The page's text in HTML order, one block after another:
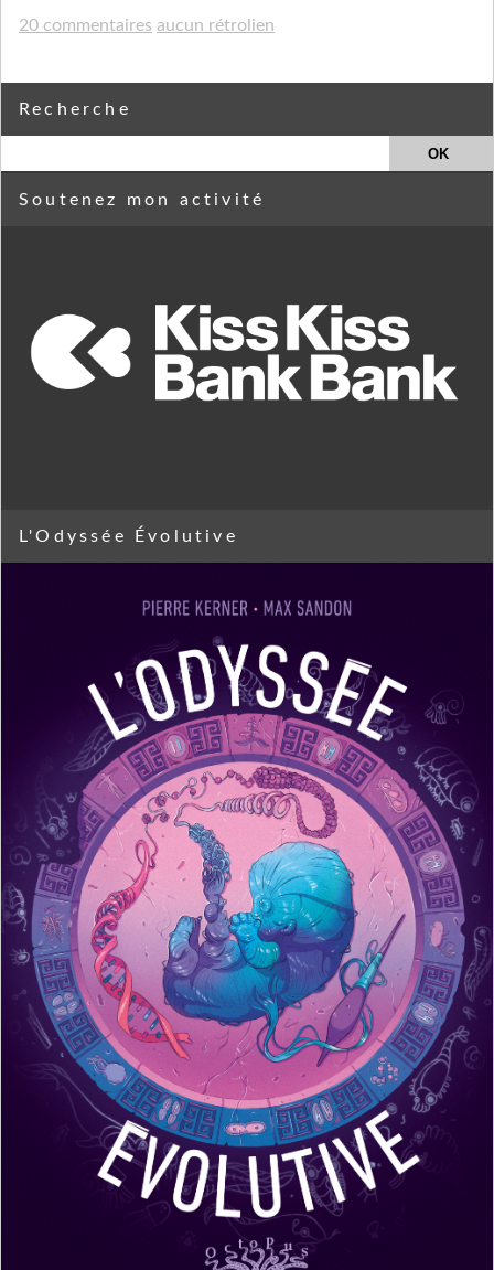
20 commentaires aucun rétrolien
Recherche
Soutenez mon activité
L'Odyssée Évolutive